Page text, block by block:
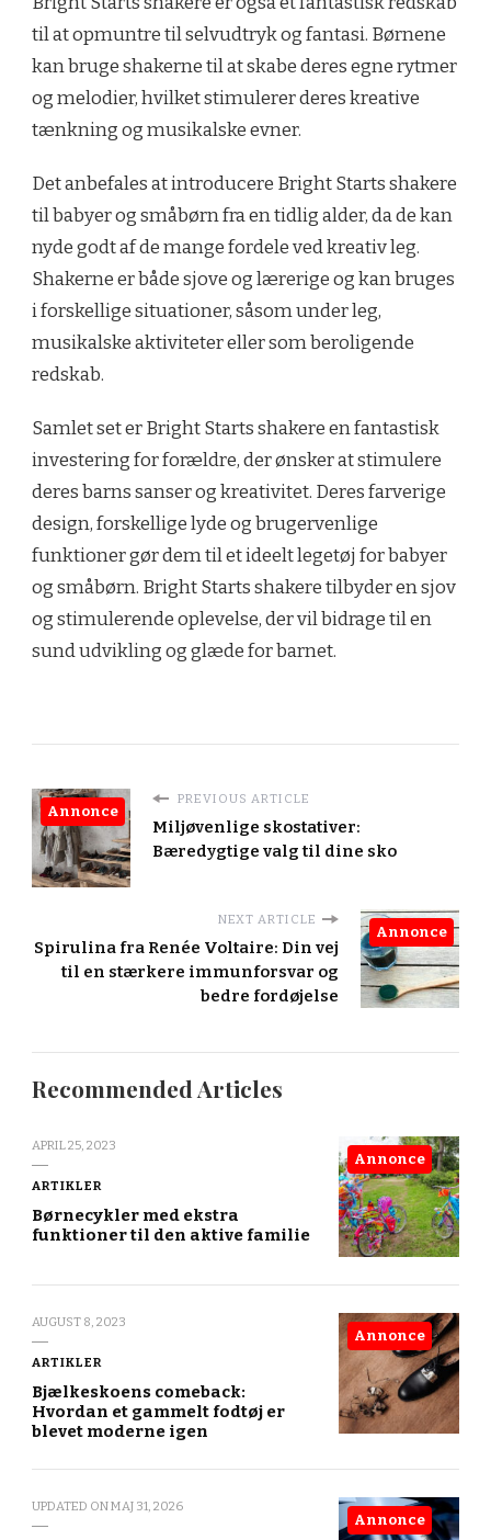
til at opmuntre til selvudtryk og fantasi. Børnene
kan bruge shakerne til at skabe deres egne rytmer
og melodier, hvilket stimulerer deres kreative
tænkning og musikalske evner.
Det anbefales at introducere Bright Starts shakere
til babyer og småbørn fra en tidlig alder, da de kan
nyde godt af de mange fordele ved kreativ leg.
Shakerne er både sjove og lærerige og kan bruges
i forskellige situationer, såsom under leg,
musikalske aktiviteter eller som beroligende
redskab.
Samlet set er Bright Starts shakere en fantastisk
investering for forældre, der ønsker at stimulere
deres barns sanser og kreativitet. Deres farverige
design, forskellige lyde og brugervenlige
funktioner gør dem til et ideelt legetøj for babyer
og småbørn. Bright Starts shakere tilbyder en sjov
og stimulerende oplevelse, der vil bidrage til en
sund udvikling og glæde for barnet.
PREVIOUS ARTICLE
Miljøvenlige skostativer:
Bæredygtige valg til dine sko
Annonce
NEXT ARTICLE
Spirulina fra Renée Voltaire: Din vej
til en stærkere immunforsvar og
bedre fordøjelse
Annonce
Recommended Articles
APRIL 25, 2023
ARTIKLER
Børnecykler med ekstra
funktioner til den aktive familie
Annonce
AUGUST 8, 2023
ARTIKLER
Bjælkeskoens comeback:
Hvordan et gammelt fodtøj er
blevet moderne igen
Annonce
UPDATED ONMAJ 31, 2026
Annonce